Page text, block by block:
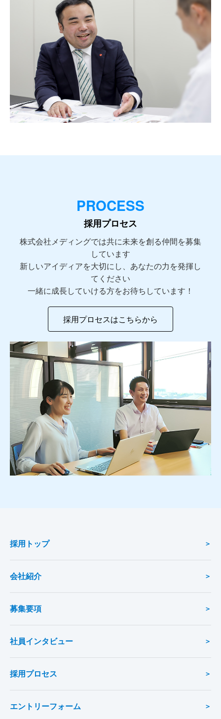
PROCESS
採用プロセス
株式会社メディングでは共に未来を創る仲間を募集
しています
新しいアイディアを大切にし、あなたの力を発揮し
てください
一緒に成長していける方をお待ちしています！
採用プロセスはこちらから
採用トップ
会社紹介
募集要項
社員インタビュー
採用プロセス
エントリーフォーム